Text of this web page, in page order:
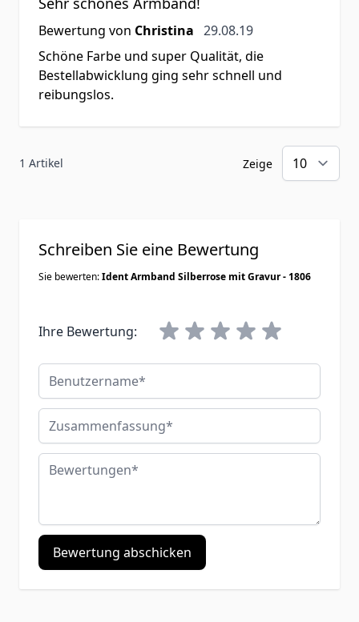
Bewertung von Christina 29. August 2019
29.08.19
Schöne Farbe und super Qualität, die
Bestellabwicklung ging sehr schnell und
reibungslos.
1 Artikel Zeige
Schreiben Sie eine Bewertung
Sie bewerten:Ident Armband Silberrose mit Gravur - 1806
Ihre Bewertung:
Benutzername
Zusammenfassung
Bewertungen
Bewertung abschicken